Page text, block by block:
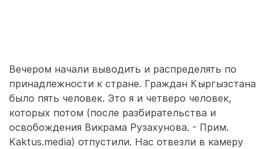
Вечером начали выводить и распределять по
принадлежности к стране. Граждан Кыргызстана
было пять человек. Это я и четверо человек,
которых потом (после разбирательства и
освобождения Викрама Рузахунова. - Прим.
Kaktus.media) отпустили. Нас отвезли в камеру